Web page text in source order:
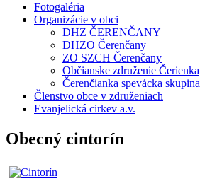
Fotogaléria
Organizácie v obci
DHZ ČERENČANY
DHZO Čerenčany
ZO SZCH Čerenčany
Občianske združenie Čerienka
Čerenčianka spevácka skupina
Členstvo obce v združeniach
Evanjelická cirkev a.v.
Obecný cintorín